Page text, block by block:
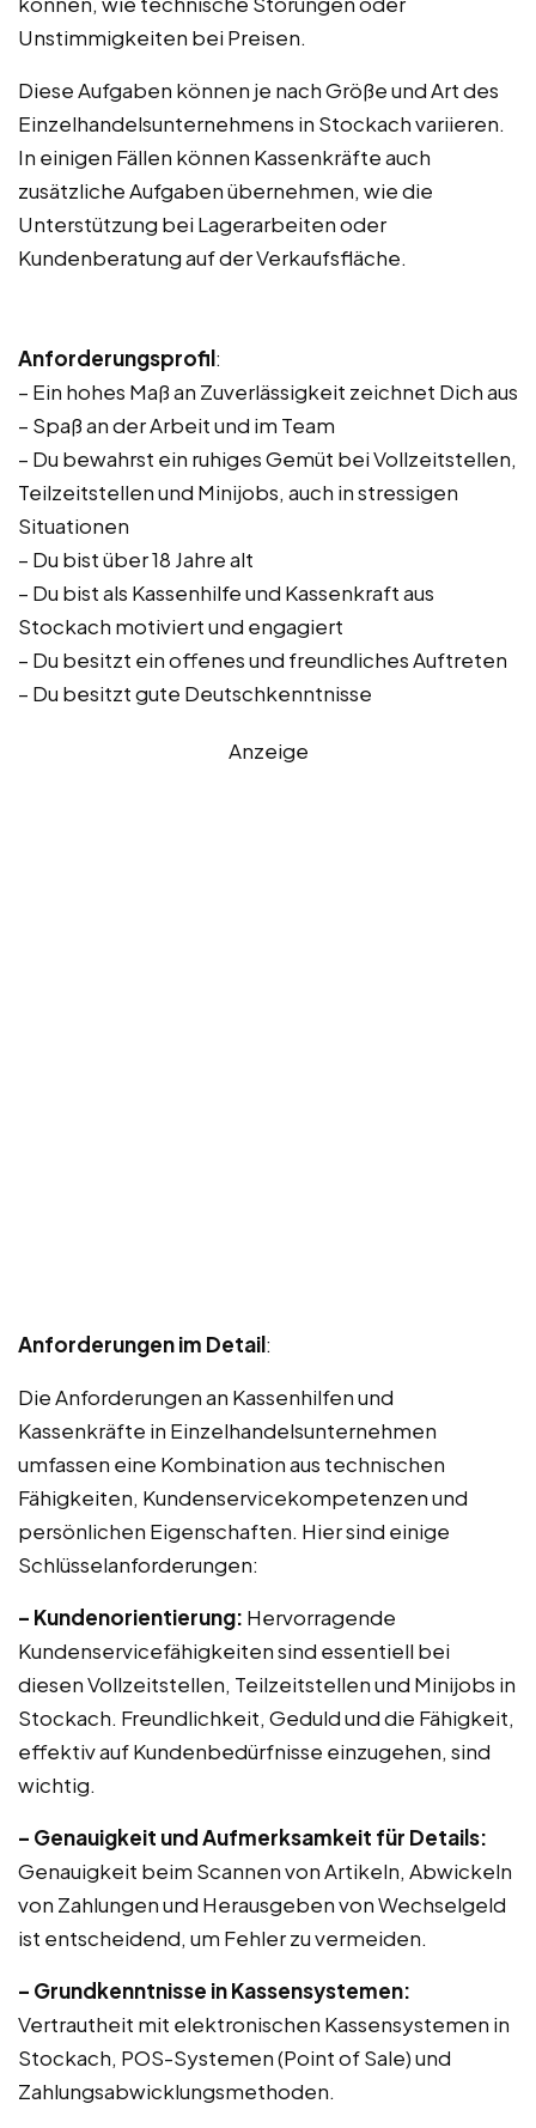
Unstimmigkeiten bei Preisen.
Diese Aufgaben können je nach Größe und Art des
Einzelhandelsunternehmens in Stockach variieren.
In einigen Fällen können Kassenkräfte auch
zusätzliche Aufgaben übernehmen, wie die
Unterstützung bei Lagerarbeiten oder
Kundenberatung auf der Verkaufsfläche.
Anforderungsprofil:
– Ein hohes Maß an Zuverlässigkeit zeichnet Dich aus
– Spaß an der Arbeit und im Team
– Du bewahrst ein ruhiges Gemüt bei Vollzeitstellen,
Teilzeitstellen und Minijobs, auch in stressigen
Situationen
– Du bist über 18 Jahre alt
– Du bist als Kassenhilfe und Kassenkraft aus
Stockach motiviert und engagiert
– Du besitzt ein offenes und freundliches Auftreten
– Du besitzt gute Deutschkenntnisse
Anzeige
Anforderungen im Detail:
Die Anforderungen an Kassenhilfen und
Kassenkräfte in Einzelhandelsunternehmen
umfassen eine Kombination aus technischen
Fähigkeiten, Kundenservicekompetenzen und
persönlichen Eigenschaften. Hier sind einige
Schlüsselanforderungen:
– Kundenorientierung: Hervorragende
Kundenservicefähigkeiten sind essentiell bei
diesen Vollzeitstellen, Teilzeitstellen und Minijobs in
Stockach. Freundlichkeit, Geduld und die Fähigkeit,
effektiv auf Kundenbedürfnisse einzugehen, sind
wichtig.
– Genauigkeit und Aufmerksamkeit für Details:
Genauigkeit beim Scannen von Artikeln, Abwickeln
von Zahlungen und Herausgeben von Wechselgeld
ist entscheidend, um Fehler zu vermeiden.
– Grundkenntnisse in Kassensystemen:
Vertrautheit mit elektronischen Kassensystemen in
Stockach, POS-Systemen (Point of Sale) und
Zahlungsabwicklungsmethoden.